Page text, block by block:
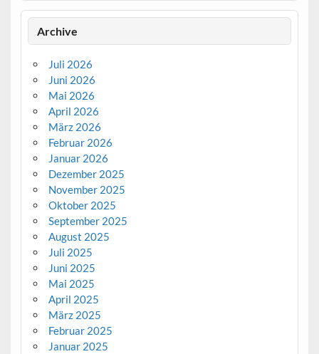
Archive
Juli 2026
Juni 2026
Mai 2026
April 2026
März 2026
Februar 2026
Januar 2026
Dezember 2025
November 2025
Oktober 2025
September 2025
August 2025
Juli 2025
Juni 2025
Mai 2025
April 2025
März 2025
Februar 2025
Januar 2025